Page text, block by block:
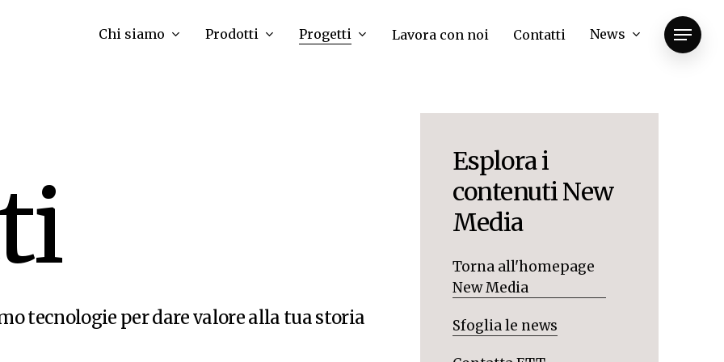
Chi siamo Prodotti Progetti Lavora con noi Contatti News Menu
i
tecnologie per dare valore alla tua storia
Esplora i
contenuti New
Media
Torna all'homepage
New Media
Sfoglia le news